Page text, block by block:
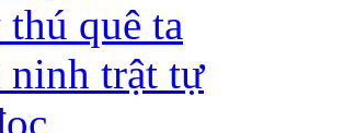
quê ta
ninh trật tự